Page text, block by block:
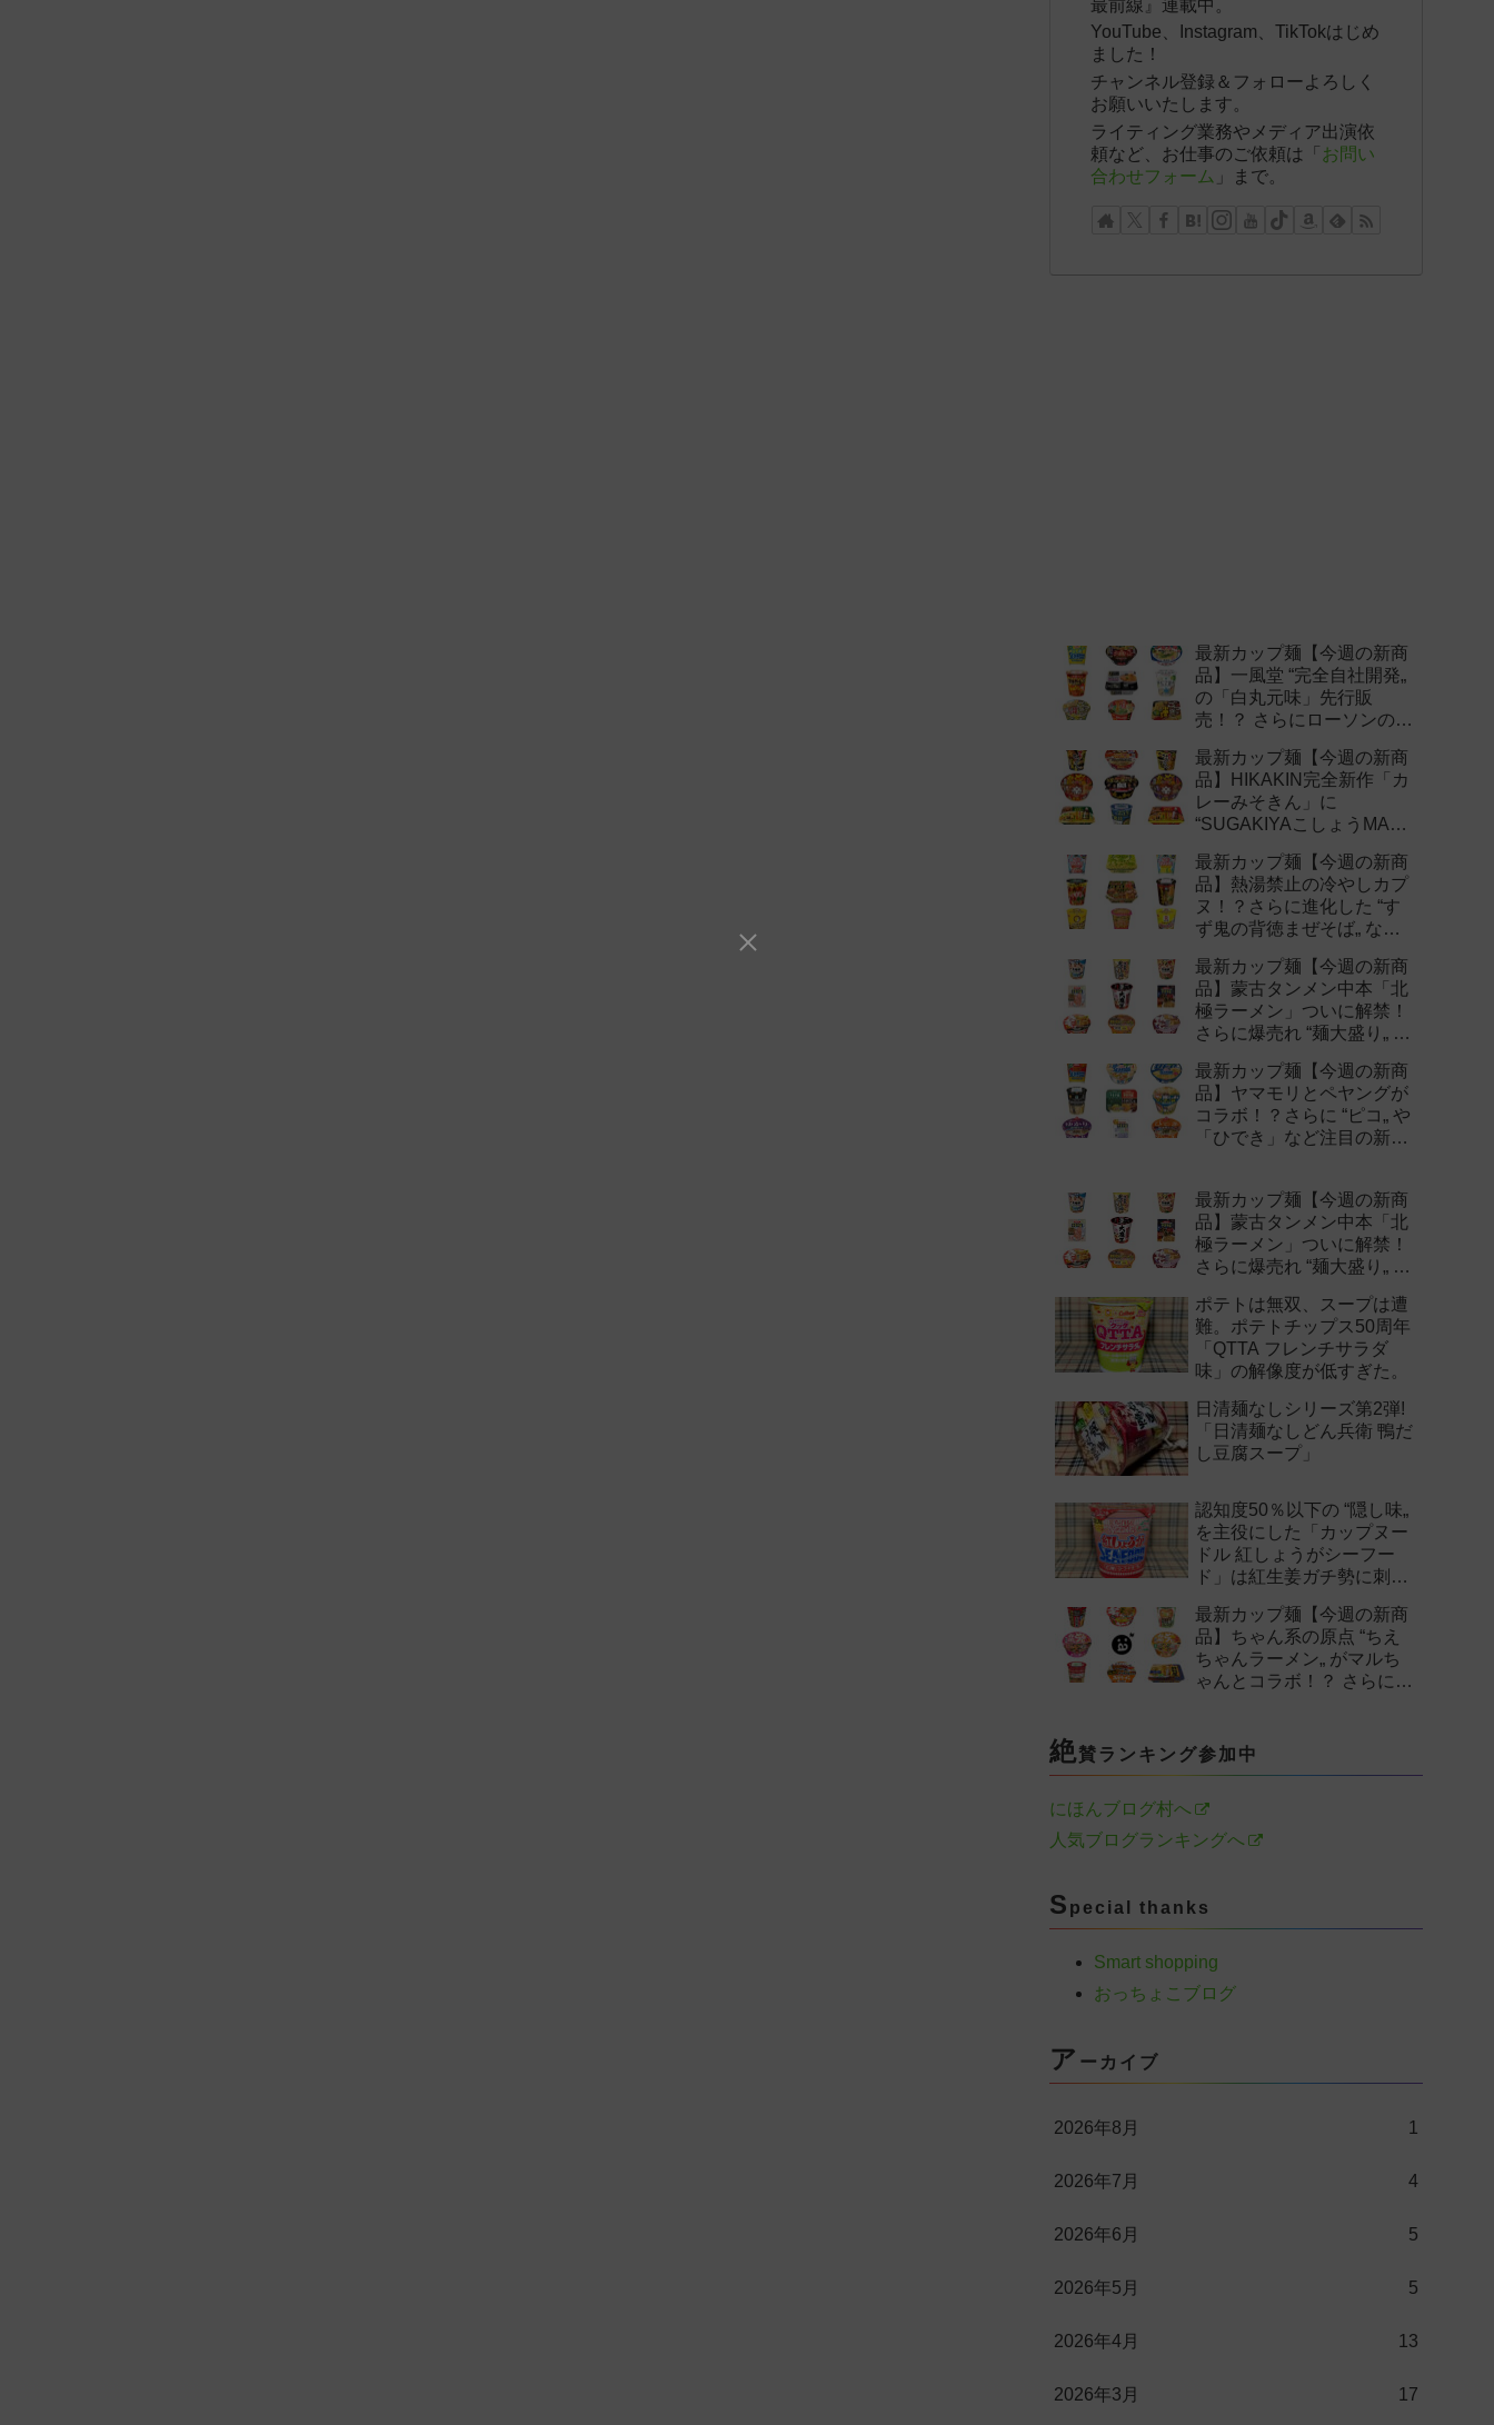
最前線』連載中。
YouTube、Instagram、TikTokはじめ
ました！
チャンネル登録＆フォローよろしく
お願いいたします。
ライティング業務やメディア出演依
頼など、お仕事のご依頼は「 お問い
合わせフォーム 」まで。
最新カップ麺【今週の新商
品】一風堂 “完全自社開発„
の「白丸元味」先行販
売！？ さらにローソンの激
新作まとめ！
最新カップ麺【今週の新商
品】HIKAKIN完全新作「カ
レーみそきん」に
“SUGAKIYAこしょうMAX„
最新カップ麺【今週の新商
品】熱湯禁止の冷やしカプ
ヌ！？さらに進化した “す
ず鬼の背徳まぜそば„ など
最新カップ麺【今週の新商
品】蒙古タンメン中本「北
極ラーメン」ついに解禁！
さらに爆売れ “麺大盛り„ シ
作まとめ！
最新カップ麺【今週の新商
品】ヤマモリとペヤングが
コラボ！？さらに “ピコ„ や
「ひでき」など注目の新作
最新カップ麺【今週の新商
品】蒙古タンメン中本「北
極ラーメン」ついに解禁！
さらに爆売れ “麺大盛り„ シ
作まとめ！
ポテトは無双、スープは遭
難。ポテトチップス50周年
「QTTA フレンチサラダ
味」の解像度が低すぎた。
日清麺なしシリーズ第2弾!
「日清麺なしどん兵衛 鴨だ
し豆腐スープ」
認知度50％以下の “隠し味„
を主役にした「カップヌー
ドル 紅しょうがシーフー
ド」は紅生姜ガチ勢に刺さ
最新カップ麺【今週の新商
品】ちゃん系の原点 “ちえ
ちゃんラーメン„ がマルち
ゃんとコラボ！？ さらに
絶賛ランキング参加中
にほんブログ村へ
人気ブログランキングへ
S pecial thanks
Smart shopping
おっちょこブログ
ア ーカイブ
2026年8月 1
2026年7月 4
2026年6月 5
2026年5月 5
2026年4月 13
2026年3月 17